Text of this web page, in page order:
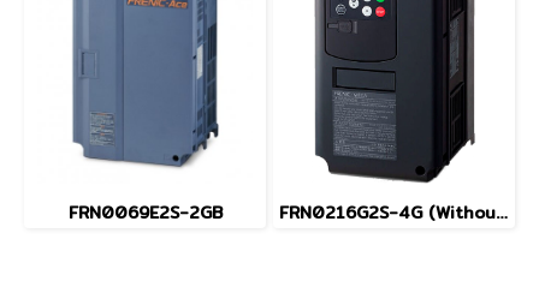
FRN0069E2S-2GB FRN0216G2S-4G (Without Keypad)